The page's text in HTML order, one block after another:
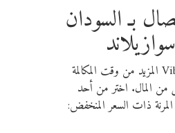
بـ السودان
يمنحك Viber Out المزيد من وقت المكالمة
من المال. اختر من أحد
ذات السعر المنخفض: